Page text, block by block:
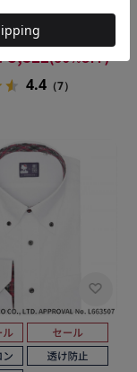
ボタンダウン 半
ワイシャツ
3,511(36%OFF)
4.4 （7）